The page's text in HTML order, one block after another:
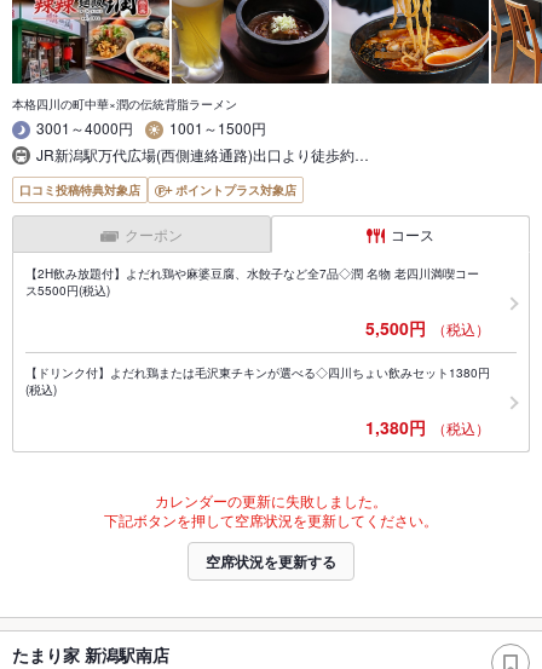
本格四川の町中華×潤の伝統背脂ラーメン
3001～4000円
1001～1500円
JR新潟駅万代広場(西側連絡通路)出口より徒歩約…
口コミ投稿特典対象店 ポイントプラス対象店
クーポン コース
【2H飲み放題付】よだれ鶏や麻婆豆腐、水餃子など全7品◇潤 名物 老四川満喫コー
ス5500円(税込)
5,500円 （税込）
【ドリンク付】よだれ鶏または毛沢東チキンが選べる◇四川ちょい飲みセット1380円
(税込)
1,380円 （税込）
カレンダーの更新に失敗しました。
下記ボタンを押して空席状況を更新してください。
空席状況を更新する
たまり家 新潟駅南店